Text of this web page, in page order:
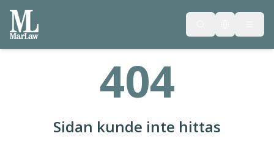
404
Sidan kunde inte hittas